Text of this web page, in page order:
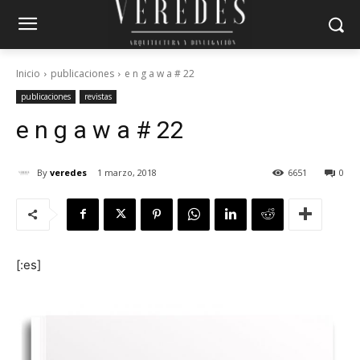
Inicio publicaciones e n g a w a # 22
publicaciones revistas
e n g a w a # 22
By veredes 1 marzo, 2018 0
6651
[:es]